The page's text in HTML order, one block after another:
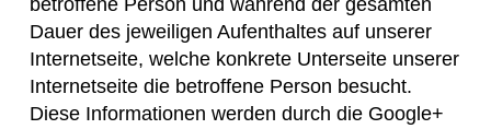
betroffene Person und während der gesamten
Dauer des jeweiligen Aufenthaltes auf unserer
Internetseite, welche konkrete Unterseite unserer
Internetseite die betroffene Person besucht.
Diese Informationen werden durch die Google+